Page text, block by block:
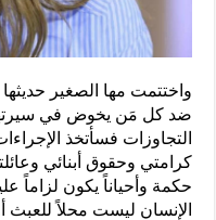
واختتمت مها الصغير حديثها
ضد كل مَن يخوض في
التجاوزات فسأتخذ
كرامتي وحقوق أبنائي
حكمة وأحياناً يكون لزاماً
الإنسان ليست محلاً للعبث